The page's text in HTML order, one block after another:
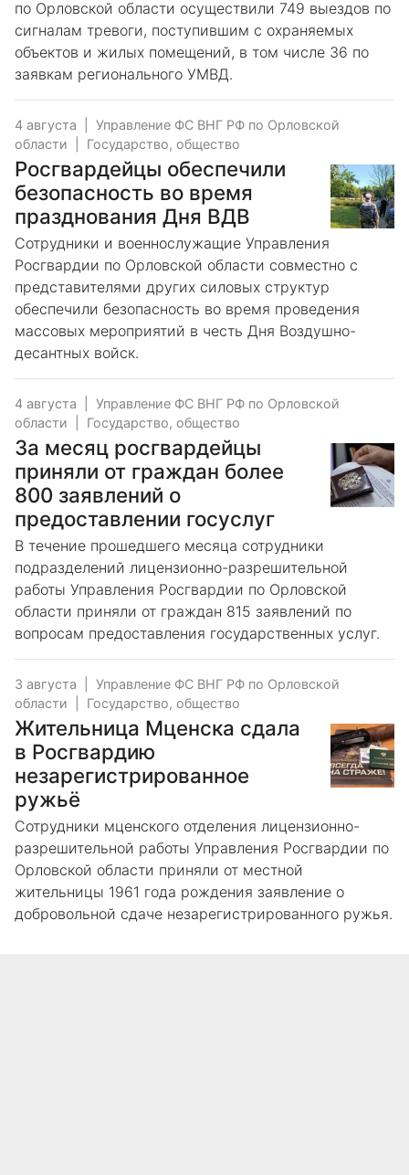
по Орловской области осуществили 749 выездов по
сигналам тревоги, поступившим с охраняемых
объектов и жилых помещений, в том числе 36 по
заявкам регионального УМВД.
4 августа
Управление ФС ВНГ РФ по Орловской
области
Государство, общество
Росгвардейцы обеспечили
безопасность во время
празднования Дня ВДВ
Сотрудники и военнослужащие Управления
Росгвардии по Орловской области совместно с
представителями других силовых структур
обеспечили безопасность во время проведения
массовых мероприятий в честь Дня Воздушно-
десантных войск.
4 августа
Управление ФС ВНГ РФ по Орловской
области
Государство, общество
За месяц росгвардейцы
приняли от граждан более
800 заявлений о
предоставлении госуслуг
В течение прошедшего месяца сотрудники
подразделений лицензионно-разрешительной
работы Управления Росгвардии по Орловской
области приняли от граждан 815 заявлений по
вопросам предоставления государственных услуг.
3 августа
Управление ФС ВНГ РФ по Орловской
области
Государство, общество
Жительница Мценска сдала
в Росгвардию
незарегистрированное
ружьё
Сотрудники мценского отделения лицензионно-
разрешительной работы Управления Росгвардии по
Орловской области приняли от местной
жительницы 1961 года рождения заявление о
добровольной сдаче незарегистрированного ружья.